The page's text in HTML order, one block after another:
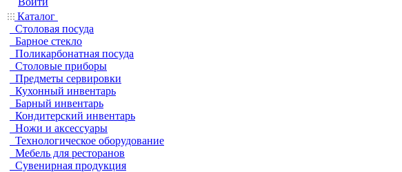
Каталог
Столовая посуда
Барное стекло
Поликарбонатная посуда
Столовые приборы
Предметы сервировки
Кухонный инвентарь
Барный инвентарь
Кондитерский инвентарь
Ножи и аксессуары
Технологическое оборудование
Мебель для ресторанов
Сувенирная продукция